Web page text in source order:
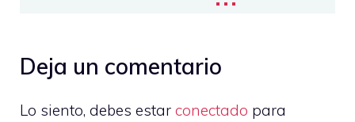
Deja un comentario
Lo siento, debes estar conectado para